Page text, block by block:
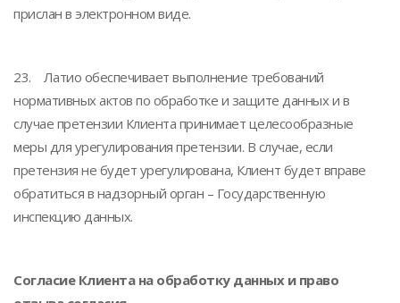
прислан в электронном виде.
23. Латио обеспечивает выполнение требований
нормативных актов по обработке и защите данных и в
случае претензии Клиента принимает целесообразные
меры для урегулирования претензии. В случае, если
претензия не будет урегулирована, Клиент будет вправе
обратиться в надзорный орган – Государственную
инспекцию данных.
Согласие Клиента на обработку данных и право